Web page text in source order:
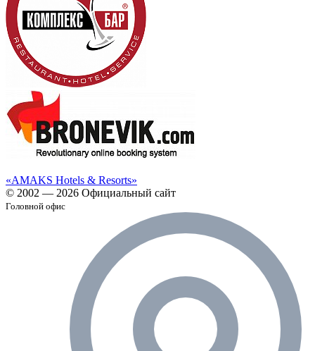
«AMAKS Hotels & Resorts»
© 2002 — 2026 Официальный сайт
Головной офис